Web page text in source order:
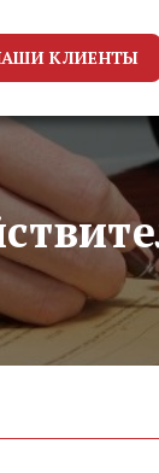
КЛИЕНТЫ